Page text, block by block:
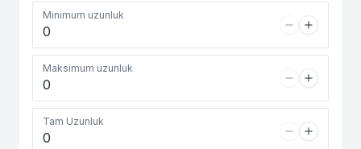
Minimum uzunluk
Maksimum uzunluk
Tam Uzunluk